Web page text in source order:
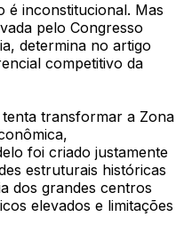
é inconstitucional. Mas
pelo Congresso
determina no artigo
competitivo da
transformar a Zona
foi criado justamente
estruturais históricas
dos grandes centros
elevados e limitações